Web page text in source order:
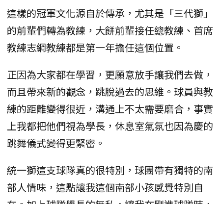
這樣的冠軍文化源自於傳承，尤其是「三代獅」
的前輩們轉為教練，大餅前輩接任總教練、首席
教練志綱教練都是第一年擔任這個位置。
正因為大家都在學習，更願意放手讓我們去做，
而且帶來新的觀念，跳脫過去的思維。球員與教
練的距離變得很近，溝通上不太需要磨合，事實
上我都把他們視為學長，休息室氣氛也因為慶的
跳舞儀式變得更緊密。
統一獅這支球隊真的很特別，球團帶有獨特的南
部人情味，這點讓我這個南部小孩感覺特別自